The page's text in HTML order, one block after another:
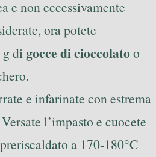
e non eccessivamente
ora potete
di gocce di cioccolatoo
e infarinate con estrema
l’impasto e cuocete
a 170-180°C